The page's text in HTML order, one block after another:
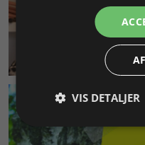
VIS DETALJER